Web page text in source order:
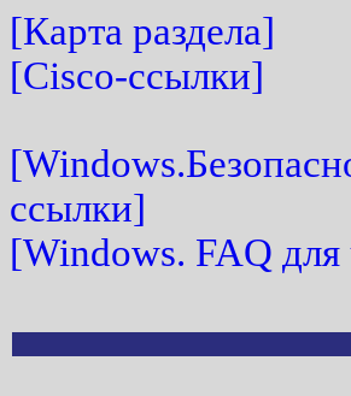
[Карта раздела]
[Cisco-ссылки]
ссылки]
[Windows. FAQ для